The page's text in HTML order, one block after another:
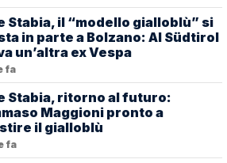
Stabia, il “modello gialloblù” si
in parte a Bolzano: Al Südtirol
un’altra ex Vespa
fa
Stabia, ritorno al futuro:
Maggioni pronto a
il gialloblù
fa